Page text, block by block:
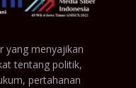
yang menyajikan
tentang politik,
pertahanan